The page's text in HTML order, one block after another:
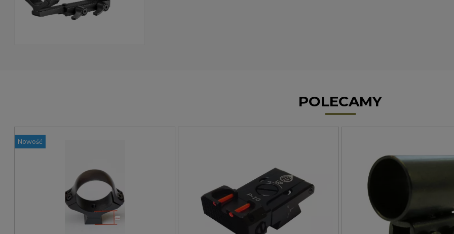
POLECAMY
Nowość